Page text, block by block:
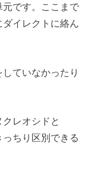
です。ここまで
イレクトに絡ん
ていなかったり
レオシドと
ちり区別できる